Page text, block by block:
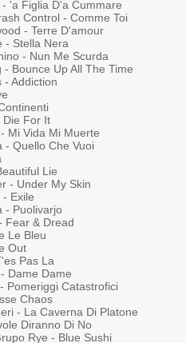
'a Figlia D'a Cummare
Control - Comme Toi
- Terre D'amour
- Stella Nera
- Nun Me Scurda
- Bounce Up All The Time
- Addiction
Die For It
Mi Vida Mi Muerte
- Quello Che Vuoi
Lie
- Under My Skin
- Exile
- Puolivarjo
Fear & Dread
Le Bleu
Out
Pas La
Dame Dame
Pomeriggi Catastrofici
Chaos
- La Caverna Di Platone
Diranno Di No
Rye - Blue Sushi